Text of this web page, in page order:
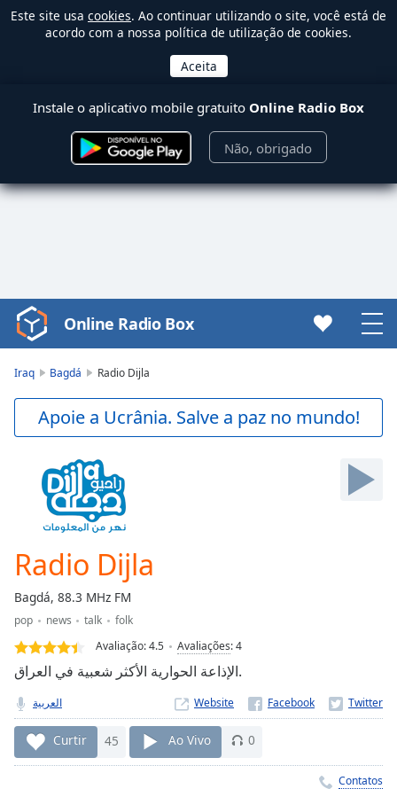
Este site usa cookies. Ao continuar utilizando o site, você está de
acordo com a nossa política de utilização de cookies.
Instale o aplicativo mobile gratuito Online Radio Box
Não, obrigado
Video
Player
Backward
Forward
Current
Time0:00
Duration
Loaded:
0.00%
Stream
Seek to
live,
currently
behind
liveLIVE
Online Radio Box
Iraq Bagdá Radio Dijla
Apoie a Ucrânia. Salve a paz no mundo!
Radio Dijla
Bagdá, 88.3 MHz FM
pop news talk
folk
Avaliação:4.5 Avaliações:4
الإذاعة الحوارية الأكثر شعبية في العراق.
العربية Website
Curtir 45 Ao Vivo 0
Contatos